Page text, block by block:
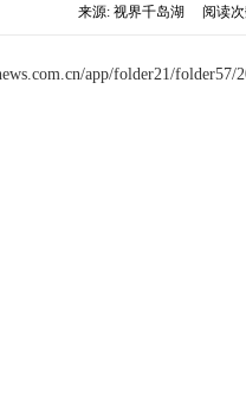
来源: 视界千岛湖 阅读次
app/folder21/folder57/